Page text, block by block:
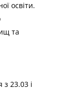
освіти.
та
23.03 і